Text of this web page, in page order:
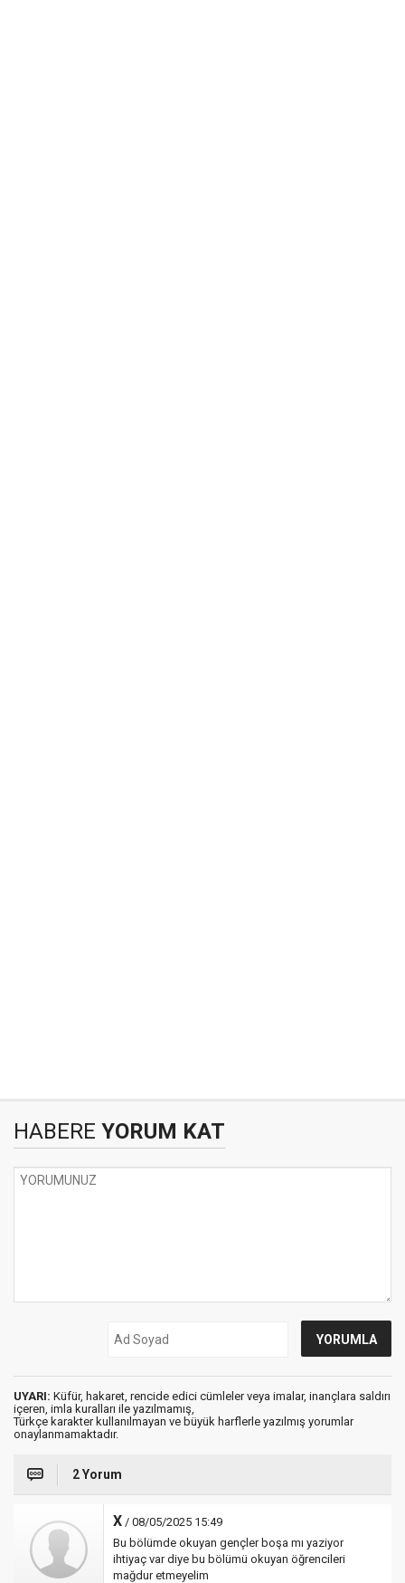
HABERE YORUM KAT
UYARI: Küfür, hakaret, rencide edici cümleler veya imalar, inançlara saldırı
içeren, imla kuralları ile yazılmamış,
Türkçe karakter kullanılmayan ve büyük harflerle yazılmış yorumlar
onaylanmamaktadır.
2 Yorum
X / 08/05/2025 15:49
Bu bölümde okuyan gençler boşa mı yaziyor
ihtiyaç var diye bu bölümü okuyan öğrencileri
mağdur etmeyelim